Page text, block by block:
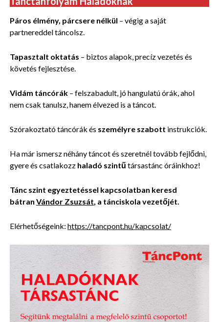
Páros élmény, párcsere nélkül – végig a saját
partnereddel táncolsz.
Tapasztalt oktatás – biztos alapok, precíz vezetés és
követés fejlesztése.
Vidám táncórák – felszabadult, jó hangulatú órák, ahol
nem csak tanulsz, hanem élvezed is a táncot.
Szórakoztató táncórák és személyre szabott instrukciók.
Ha már ismersz néhány táncot és szeretnél tovább fejlődni,
gyere és csatlakozz haladó szintű társastánc óráinkhoz!
Tánc szint egyeztetéssel kapcsolatban keresd
bátran Vándor Zsuzsát , a tánciskola vezetőjét.
Elérhetőségeink: https://tancpont.hu/kapcsolat/